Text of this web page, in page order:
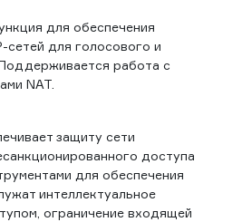
для обеспечения
сетей для голосового и
работа с
NAT.
защиту сети
доступа
для обеспечения
интеллектуальное
ограничение входящей